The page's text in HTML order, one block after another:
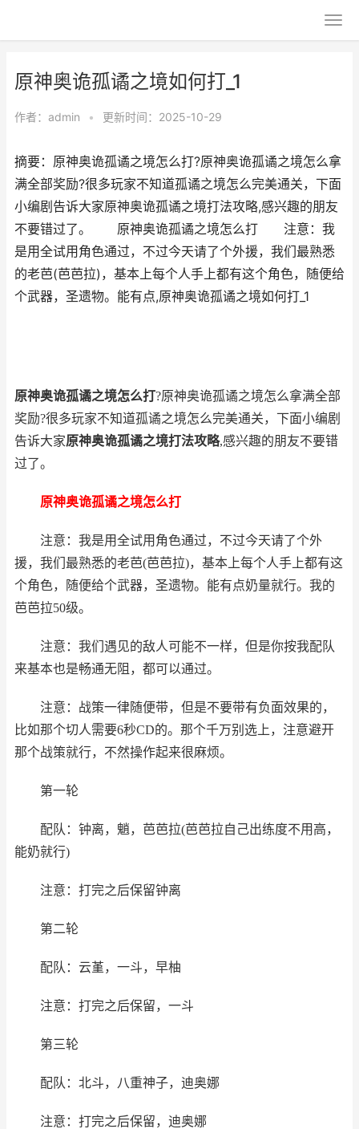
原神奥诡孤谲之境如何打_1
作者： admin • 更新时间：2025-10-29
摘要：原神奥诡孤谲之境怎么打?原神奥诡孤谲之境怎么拿
满全部奖励?很多玩家不知道孤谲之境怎么完美通关，下面
小编剧告诉大家原神奥诡孤谲之境打法攻略,感兴趣的朋友
不要错过了。 原神奥诡孤谲之境怎么打 注意：我
是用全试用角色通过，不过今天请了个外援，我们最熟悉
的老芭(芭芭拉)，基本上每个人手上都有这个角色，随便给
个武器，圣遗物。能有点,原神奥诡孤谲之境如何打_1
原神奥诡孤谲之境怎么打?原神奥诡孤谲之境怎么拿满全部
奖励?很多玩家不知道孤谲之境怎么完美通关，下面小编剧
告诉大家原神奥诡孤谲之境打法攻略,感兴趣的朋友不要错
过了。
原神奥诡孤谲之境怎么打
注意：我是用全试用角色通过，不过今天请了个外
援，我们最熟悉的老芭(芭芭拉)，基本上每个人手上都有这
个角色，随便给个武器，圣遗物。能有点奶量就行。我的
芭芭拉50级。
注意：我们遇见的敌人可能不一样，但是你按我配队
来基本也是畅通无阻，都可以通过。
注意：战策一律随便带，但是不要带有负面效果的，
比如那个切人需要6秒CD的。那个千万别选上，注意避开
那个战策就行，不然操作起来很麻烦。
第一轮
配队：钟离，魈，芭芭拉(芭芭拉自己出练度不用高，
能奶就行)
注意：打完之后保留钟离
第二轮
配队：云堇，一斗，早柚
注意：打完之后保留，一斗
第三轮
配队：北斗，八重神子，迪奥娜
注意：打完之后保留，迪奥娜